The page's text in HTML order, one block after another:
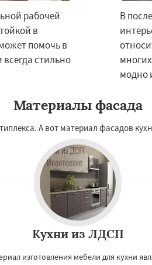
×
Лобня
Рузф
рабочей
в
помочь в
стильно
В
модно
Материалы фасада
А вот материал фасадов
Кухни из ЛДСП
изготовления мебели для кухни
УЗНАТЬ ПОДРОБНЕЕ
Даю согласие на обработку персональных данных